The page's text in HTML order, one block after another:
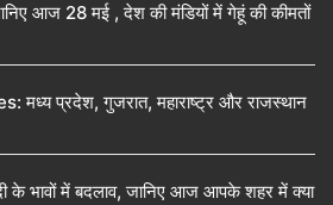
आज 28 मई , देश की मंडियों में गेहूं की कीमतों
प्रदेश, गुजरात, महाराष्ट्र और राजस्थान
के भावों में बदलाव, जानिए आज आपके शहर में क्या